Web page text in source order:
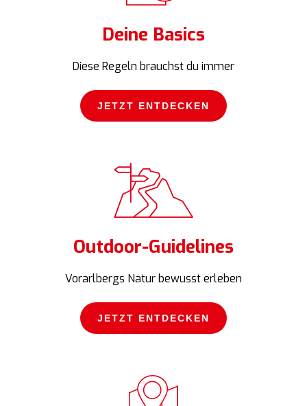
Deine Basics
Diese Regeln brauchst du immer
JETZT ENTDECKEN
JETZT ENTDECKEN
Outdoor-Guidelines
Vorarlbergs Natur bewusst erleben
JETZT ENTDECKEN
JETZT ENTDECKEN